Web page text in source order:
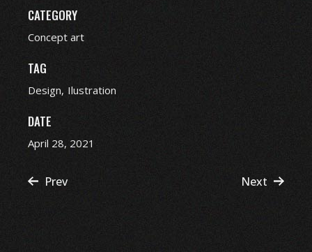
CATEGORY
Concept art
TAG
Design Ilustration
DATE
April 28, 2021
Prev Next